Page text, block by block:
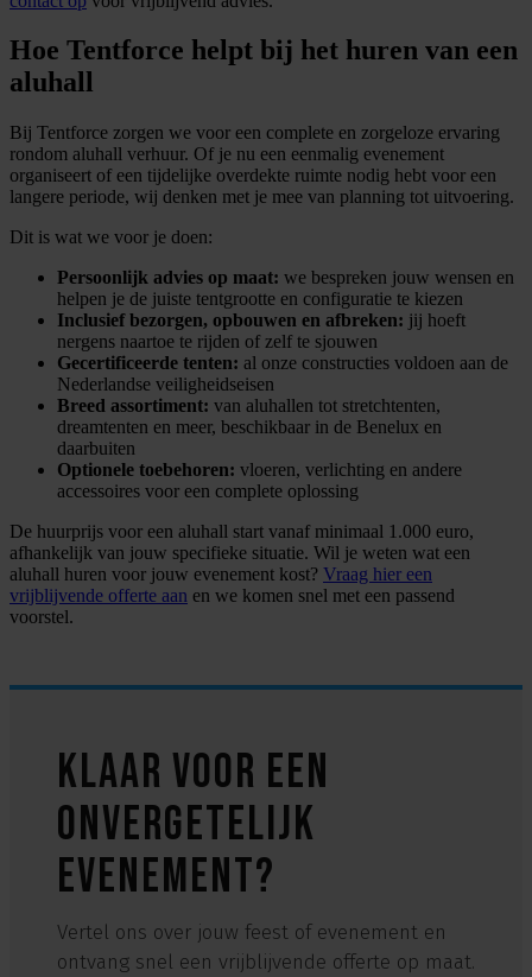
Hoe Tentforce helpt bij het huren van een
aluhall
Bij Tentforce zorgen we voor een complete en zorgeloze ervaring
rondom aluhall verhuur. Of je nu een eenmalig evenement
organiseert of een tijdelijke overdekte ruimte nodig hebt voor een
langere periode, wij denken met je mee van planning tot uitvoering.
Dit is wat we voor je doen:
Persoonlijk advies op maat: we bespreken jouw wensen en
helpen je de juiste tentgrootte en configuratie te kiezen
Inclusief bezorgen, opbouwen en afbreken: jij hoeft
nergens naartoe te rijden of zelf te sjouwen
Gecertificeerde tenten: al onze constructies voldoen aan de
Nederlandse veiligheidseisen
Breed assortiment: van aluhallen tot stretchtenten,
dreamtenten en meer, beschikbaar in de Benelux en
daarbuiten
Optionele toebehoren: vloeren, verlichting en andere
accessoires voor een complete oplossing
De huurprijs voor een aluhall start vanaf minimaal 1.000 euro,
afhankelijk van jouw specifieke situatie. Wil je weten wat een
aluhall huren voor jouw evenement kost? Vraag hier een
vrijblijvende offerte aan en we komen snel met een passend
voorstel.
Klaar voor een
onvergetelijk
evenement?
Vertel ons over jouw feest of evenement en
ontvang snel een vrijblijvende offerte op maat.